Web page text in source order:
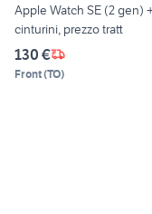
Apple Watch SE (2 gen)
cinturini, prezzo tratt
130 €
Front(TO)